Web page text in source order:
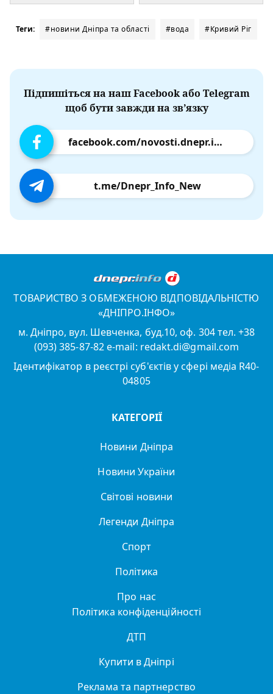
Теги: #новини Дніпра та області #вода #Кривий Ріг
Підпишіться на наш Facebook або Telegram
щоб бути завжди на зв’язку
facebook.com/novosti.dnepr.info
t.me/Dnepr_Info_New
ТОВАРИСТВО З ОБМЕЖЕНОЮ ВІДПОВІДАЛЬНІСТЮ
«ДНІПРО.ІНФО»
м. Дніпро, вул. Шевченка, буд.10, оф. 304 тел. +38
(093) 385-87-82 e-mail: redakt.di@gmail.com
Ідентифікатор в реєстрі суб'єктів у сфері медіа R40-
04805
КАТЕГОРІЇ
Новини Дніпра
Новини України
Світові новини
Легенди Дніпра
Спорт
Політика
Про нас
Політика конфіденційності
ДТП
Купити в Дніпрі
Реклама та партнерство